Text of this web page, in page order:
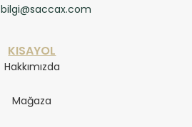
bilgi@saccax.com
KISAYOL
Hakkımızda
Mağaza